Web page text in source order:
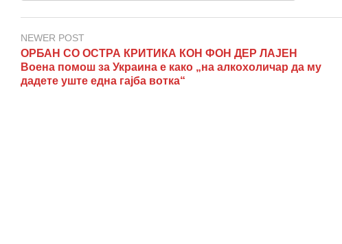
NEWER POST
ОРБАН СО ОСТРА КРИТИКА КОН ФОН ДЕР ЛАЈЕН
Воена помош за Украина е како „на алкохоличар да му
дадете уште една гајба вотка“